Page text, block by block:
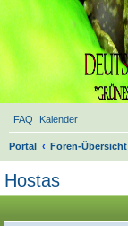
FAQ Kalender
Portal Foren-Übersicht
Hostas